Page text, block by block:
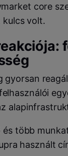
core
kulcs volt.
gyorsan
több
használt